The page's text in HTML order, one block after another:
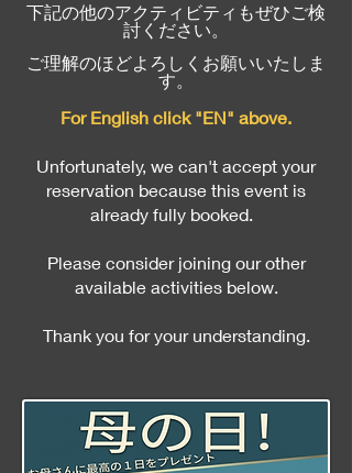
下記の他のアクティビティもぜひご検
討ください。
ご理解のほどよろしくお願いいたしま
す。
For English click "EN" above.
Unfortunately, we can't accept your
reservation because this event is
already fully booked.
Please consider joining our other
available activities below.
Thank you for your understanding.